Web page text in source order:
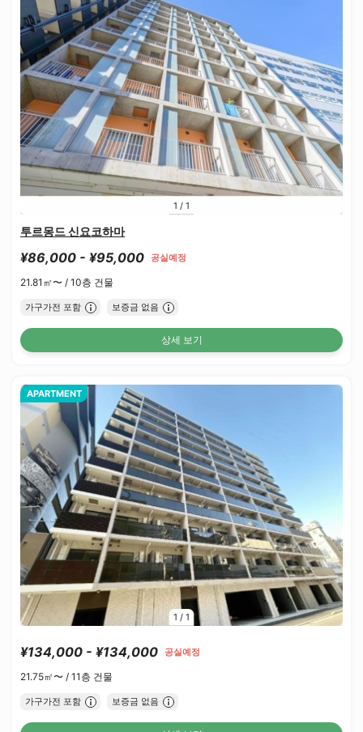
1 / 1
투르몽드 신요코하마
¥86,000 - ¥95,000 공실예정
21.81㎡〜 / 10층 건물
가구가전 포함 보증금 없음
상세 보기
1 / 1
APARTMENT
¥134,000 - ¥134,000 공실예정
21.75㎡〜 / 11층 건물
가구가전 포함 보증금 없음